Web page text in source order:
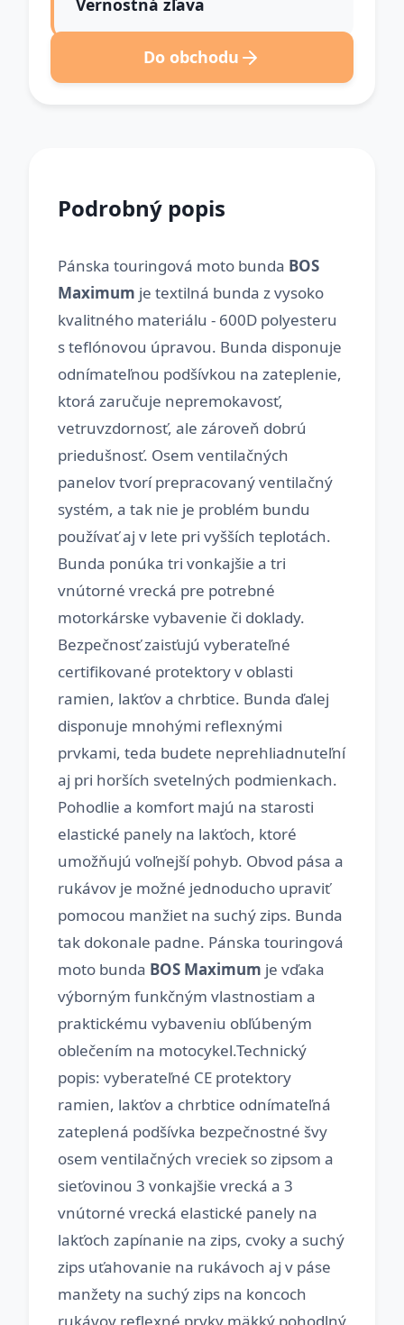
Vernostná zľava
Do obchodu
Podrobný popis
Pánska touringová moto bunda BOS
Maximum je textilná bunda z vysoko
kvalitného materiálu - 600D polyesteru
s teflónovou úpravou. Bunda disponuje
odnímateľnou podšívkou na zateplenie,
ktorá zaručuje nepremokavosť,
vetruvzdornosť, ale zároveň dobrú
priedušnosť. Osem ventilačných
panelov tvorí prepracovaný ventilačný
systém, a tak nie je problém bundu
používať aj v lete pri vyšších teplotách.
Bunda ponúka tri vonkajšie a tri
vnútorné vrecká pre potrebné
motorkárske vybavenie či doklady.
Bezpečnosť zaisťujú vyberateľné
certifikované protektory v oblasti
ramien, lakťov a chrbtice. Bunda ďalej
disponuje mnohými reflexnými
prvkami, teda budete neprehliadnuteľní
aj pri horších svetelných podmienkach.
Pohodlie a komfort majú na starosti
elastické panely na lakťoch, ktoré
umožňujú voľnejší pohyb. Obvod pása a
rukávov je možné jednoducho upraviť
pomocou manžiet na suchý zips. Bunda
tak dokonale padne. Pánska touringová
moto bunda BOS Maximum je vďaka
výborným funkčným vlastnostiam a
praktickému vybaveniu obľúbeným
oblečením na motocykel.Technický
popis: vyberateľné CE protektory
ramien, lakťov a chrbtice odnímateľná
zateplená podšívka bezpečnostné švy
osem ventilačných vreciek so zipsom a
sieťovinou 3 vonkajšie vrecká a 3
vnútorné vrecká elastické panely na
lakťoch zapínanie na zips, cvoky a suchý
zips uťahovanie na rukávoch aj v páse
manžety na suchý zips na koncoch